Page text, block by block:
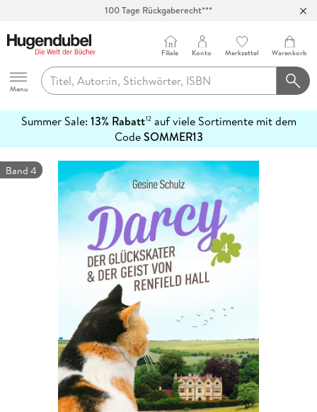
100 Tage Rückgaberecht***
Hugendubel
Menu
Filiale Konto Merkzettel Warenkorb
Summer Sale: 13% Rabatt12auf viele Sortimente mit dem
CodeSOMMER13
erfahren
Band 4